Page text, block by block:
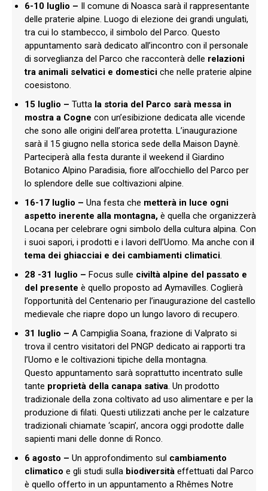
6-10 luglio – Il comune di Noasca sarà il rappresentante
delle praterie alpine. Luogo di elezione dei grandi ungulati,
tra cui lo stambecco, il simbolo del Parco. Questo
appuntamento sarà dedicato all’incontro con il personale
di sorveglianza del Parco che racconterà delle relazioni
tra animali selvatici e domestici che nelle praterie alpine
coesistono.
15 luglio – Tutta la storia del Parco sarà messa in
mostra a Cogne con un’esibizione dedicata alle vicende
che sono alle origini dell’area protetta. L’inaugurazione
sarà il 15 giugno nella storica sede della Maison Daynè.
Parteciperà alla festa durante il weekend il Giardino
Botanico Alpino Paradisia, fiore all’occhiello del Parco per
lo splendore delle sue coltivazioni alpine.
16-17 luglio – Una festa che metterà in luce ogni
aspetto inerente alla montagna, è quella che organizzerà
Locana per celebrare ogni simbolo della cultura alpina. Con
i suoi sapori, i prodotti e i lavori dell’Uomo. Ma anche con i
tema dei ghiacciai e dei cambiamenti climatici.
28 -31 luglio – Focus sulle civiltà alpine del passato e
del presente è quello proposto ad Aymavilles. Coglierà
l’opportunità del Centenario per l’inaugurazione del castello
medievale che riapre dopo un lungo lavoro di recupero.
31 luglio – A Campiglia Soana, frazione di Valprato si
trova il centro visitatori del PNGP dedicato ai rapporti tra
l’Uomo e le coltivazioni tipiche della montagna.
Questo appuntamento sarà soprattutto incentrato sulle
tante proprietà della canapa sativa. Un prodotto
tradizionale della zona coltivato ad uso alimentare e per la
produzione di filati. Questi utilizzati anche per le calzature
tradizionali chiamate ‘scapin’, ancora oggi prodotte dalle
sapienti mani delle donne di Ronco.
6 agosto – Un approfondimento sul cambiamento
climatico e gli studi sulla biodiversità effettuati dal Parco
è quello offerto in un appuntamento a Rhêmes Notre